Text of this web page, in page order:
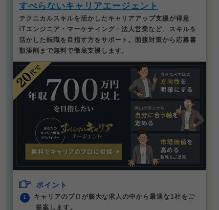
すべらないキャリアエージェント
テクニカルスキルを活かしたキャリアアップ支援が得意
ITエンジニア・マーケティング・法人営業など、スキルを
活かした転職を目指す方をサポート。面接対策から応募書
類添削まで無料で徹底支援します。
ポイント
キャリアのプロが膨大な求人の中から最適な1社をご
提案します。